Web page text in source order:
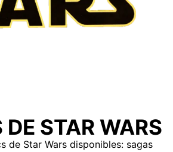
STAR WARS
de Star Wars disponibles: sagas